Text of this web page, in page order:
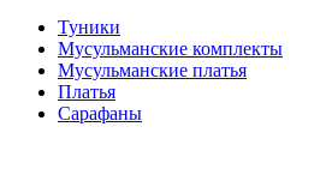
Туники
Мусульманские комплекты
Мусульманские платья
Платья
Сарафаны